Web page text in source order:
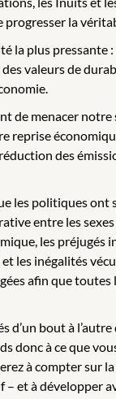
la
la plus
valeurs de
menacer
des
les politiques ont
entre les
les préjugés
les inégalités
afin que
bout à
donc à ce que
à compter sur
et à développer